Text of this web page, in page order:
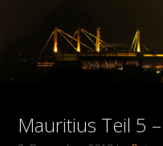
Mauritius Teil 5